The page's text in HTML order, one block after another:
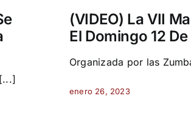
(VIDEO) La VII
El Domingo 12
Organizada por las
enero 26, 2023